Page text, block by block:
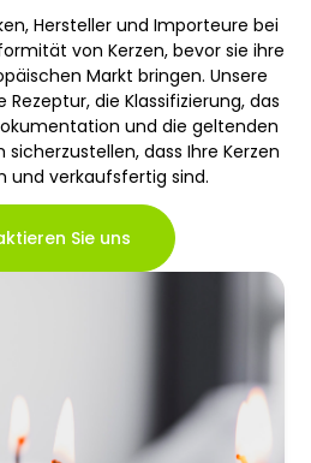
Hersteller und Importeure bei
von Kerzen, bevor sie ihre
Markt bringen. Unsere
die Klassifizierung, das
und die geltenden
dass Ihre Kerzen
und verkaufsfertig sind.
Sie uns